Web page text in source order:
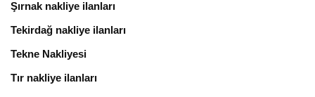
Şırnak nakliye ilanları
Tekirdağ nakliye ilanları
Tekne Nakliyesi
Tır nakliye ilanları